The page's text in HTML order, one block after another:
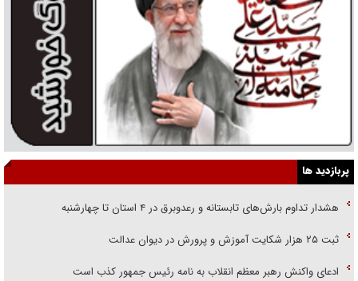
پربازدید ها
هشدار تداوم بارش‌های تابستانه و رعدوبرق در ۴ استان تا چهارشنبه
ثبت ۲۵ هزار شکایت آموزش و پرورش در دیوان عدالت
ادعای واکنش رهبر معظم انقلاب به نامه رئیس جمهور کذب است